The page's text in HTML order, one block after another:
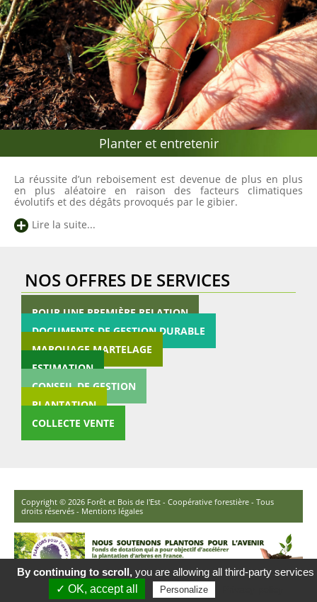
Planter et entretenir
La réussite d’un reboisement est devenue de plus en plus
en plus aléatoire en raison des facteurs climatiques
évolutifs et des dégâts provoqués par le gibier.
Lire la suite...
NOS OFFRES DE SERVICES
POUR UNE PREMIÈRE RELATION
DOCUMENTS DE GESTION DURABLE
MARQUAGE MARTELAGE
ESTIMATION
CONSEIL DE GESTION
PLANTATION
COLLECTE VENTE
Copyright © 2026 Forêt et Bois de l'Est - Coopérative forestière - Tous
droits réservés - Mentions légales
By continuing to scroll, you are allowing all third-party services
✓ OK, accept all
Personalize